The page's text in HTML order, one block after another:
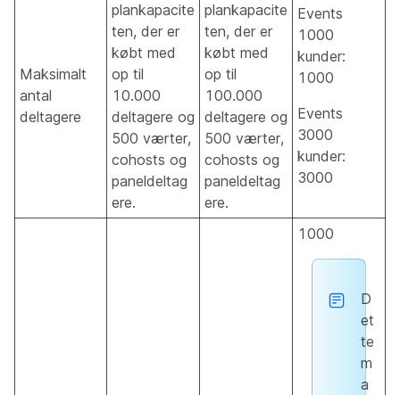
Maksimalt
antal
deltagere
plankapacite
ten, der er
købt med
op til
10.000
deltagere og
500 værter,
cohosts og
paneldeltag
ere.
plankapacite
ten, der er
købt med
op til
100.000
deltagere og
500 værter,
cohosts og
paneldeltag
ere.
Events
1000
kunder:
1000
Events
3000
kunder:
3000
1000
D
et
te
m
a